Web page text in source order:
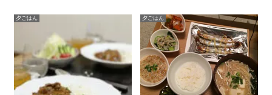
夕ごはん 夕ごはん